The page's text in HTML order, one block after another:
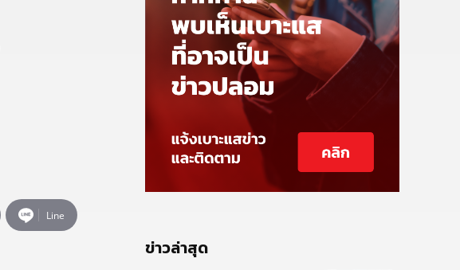
Line
ข่าวล่าสุด